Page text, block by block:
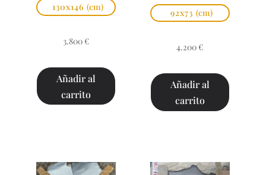
130x146 (cm)
3.800 €
Añadir al
carrito
92x73 (cm)
4.200 €
Añadir al
carrito